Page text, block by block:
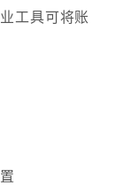
工具可将账